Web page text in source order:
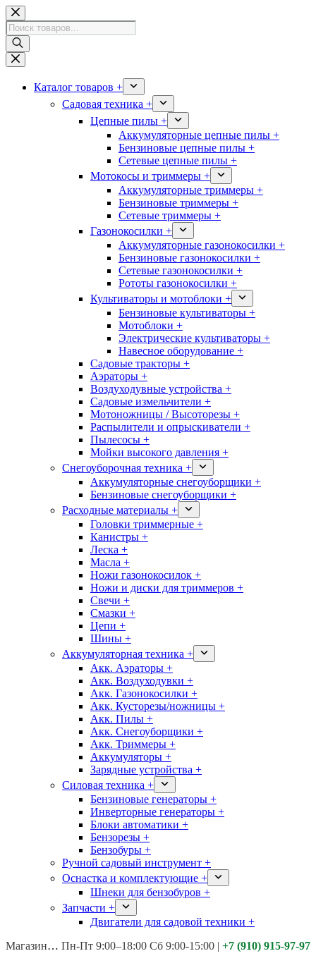
Перейти
к
сути
Поиск
товаров
Каталог товаров +
Садовая техника +
Цепные пилы +
Аккумуляторные цепные пилы +
Бензиновые цепные пилы +
Сетевые цепные пилы +
Мотокосы и триммеры +
Аккумуляторные триммеры +
Бензиновые триммеры +
Сетевые триммеры +
Газонокосилки +
Аккумуляторные газонокосилки +
Бензиновые газонокосилки +
Сетевые газонокосилки +
Рототы газонокосилки +
Культиваторы и мотоблоки +
Бензиновые культиваторы +
Мотоблоки +
Электрические культиваторы +
Навесное оборудование +
Садовые тракторы +
Аэраторы +
Воздуходувные устройства +
Садовые измельчители +
Мотоножницы / Высоторезы +
Распылители и опрыскиватели +
Пылесосы +
Мойки высокого давления +
Снегоуборочная техника +
Аккумуляторные снегоуборщики +
Бензиновые снегоуборщики +
Расходные материалы +
Головки триммерные +
Канистры +
Леска +
Масла +
Ножи газонокосилок +
Ножи и диски для триммеров +
Свечи +
Смазки +
Цепи +
Шины +
Аккумуляторная техника +
Акк. Аэраторы +
Акк. Воздуходувки +
Акк. Газонокосилки +
Акк. Кусторезы/ножницы +
Акк. Пилы +
Акк. Снегоуборщики +
Акк. Триммеры +
Аккумуляторы +
Зарядные устройства +
Силовая техника +
Бензиновые генераторы +
Инверторные генераторы +
Блоки автоматики +
Бензорезы +
Бензобуры +
Ручной садовый инструмент +
Оснастка и комплектующие +
Шнеки для бензобуров +
Запчасти +
Двигатели для садовой техники +
Магазины: Калуга ул. Московская д.113
Пн-Пт 9:00–18:00 Сб 9:00-15:00 | +7 (910) 915-97-97